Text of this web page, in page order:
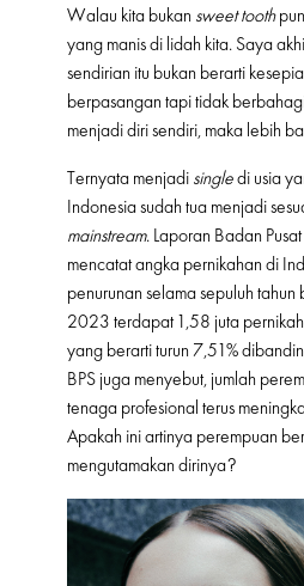
Walau kita bukan sweet tooth
yang manis di lidah kita. Saya
sendirian itu bukan berarti
berpasangan tapi tidak
menjadi diri sendiri, maka lebih
Ternyata menjadi singledi usia
Indonesia sudah tua menjadi
mainstream. Laporan Badan
mencatat angka pernikahan di
penurunan selama sepuluh
2023 terdapat 1,58 juta
yang berarti turun 7,51%
BPS juga menyebut, jumlah
tenaga profesional terus
Apakah ini artinya perempuan
mengutamakan dirinya?